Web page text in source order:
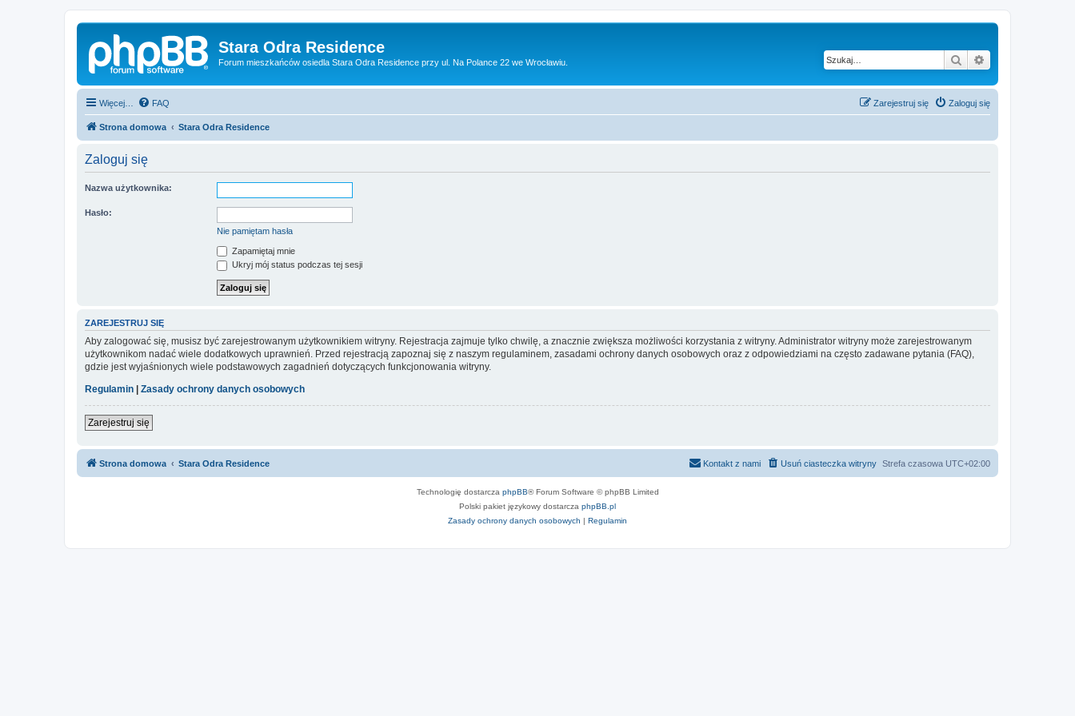
Stara Odra Residence
Forum mieszkańców osiedla Stara Odra Residence przy ul. Na Polance 22 we Wrocławiu. Szukaj
Więcej… FAQ Zaloguj się
Zarejestruj się
Strona domowa Stara Odra Residence
Zaloguj się
Nazwa użytkownika:
Hasło:
Nie pamiętam hasła
Zapamiętaj mnie
Ukryj mój status podczas tej sesji
ZAREJESTRUJ SIĘ
Aby zalogować się, musisz być zarejestrowanym użytkownikiem witryny. Rejestracja zajmuje tylko chwilę, a znacznie zwiększa możliwości korzystania z witryny. Administrator witryny może zarejestrowanym
użytkownikom nadać wiele dodatkowych uprawnień. Przed rejestracją zapoznaj się z naszym regulaminem, zasadami ochrony danych osobowych oraz z odpowiedziami na często zadawane pytania (FAQ),
gdzie jest wyjaśnionych wiele podstawowych zagadnień dotyczących funkcjonowania witryny.
Regulamin
Zasady ochrony danych osobowych
Zarejestruj się
Strona domowa Stara Odra Residence Strefa czasowa UTC+02:00
Usuń ciasteczka witryny
Kontakt z nami
Technologię dostarcza phpBB® Forum Software © phpBB Limited
Polski pakiet językowy dostarcza phpBB.pl
Zasady ochrony danych osobowych | Regulamin